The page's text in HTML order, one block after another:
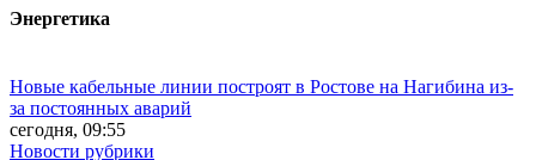
Энергетика
Новые кабельные линии построят в Ростове на Нагибина из-
за постоянных аварий
сегодня, 09:55
Новости рубрики